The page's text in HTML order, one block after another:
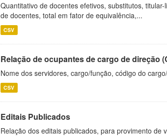
Quantitativo de docentes efetivos, substitutos,
de docentes, total em fator de equivalência,...
CSV
Relação de ocupantes de cargo de direção
Nome dos servidores, cargo/função, código do
CSV
Editais Publicados
Relação dos editais publicados, para provimento de